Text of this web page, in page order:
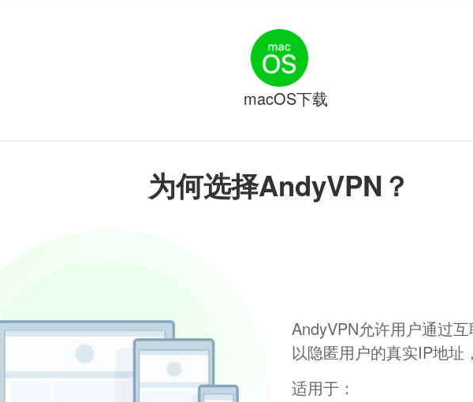
为何选择AndyVPN？
AndyVPN允许用户通过
以隐匿用户的真实IP地址
适用于：
macOS下载